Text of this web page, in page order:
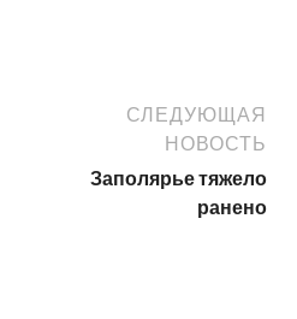
СЛЕДУЮЩАЯ
НОВОСТЬ
Заполярье тяжело
ранено